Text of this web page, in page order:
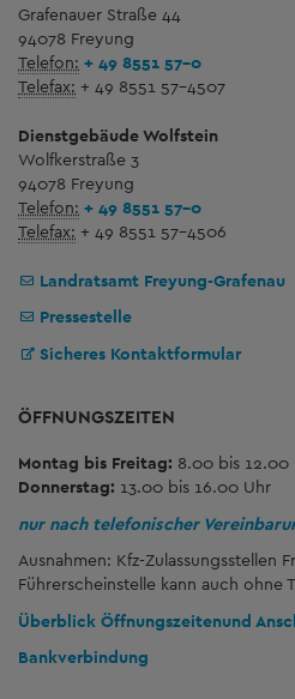
Grafenauer Straße 44
94078 Freyung
Telefon: + 49 8551 57-0
Telefax: + 49 8551 57-4507
Dienstgebäude Wolfstein
Wolfkerstraße 3
94078 Freyung
Telefon: + 49 8551 57-0
Telefax: + 49 8551 57-4506
Landratsamt Freyung-Grafenau
Pressestelle
Sicheres Kontaktformular
ÖFFNUNGSZEITEN
Montag bis Freitag: 8.00 bis 12.00
Donnerstag: 13.00 bis 16.00 Uhr
nur nach telefonischer
Ausnahmen: Kfz-Zulassungsstellen
Führerscheinstelle kann auch ohne
Überblick Öffnungszeitenund
Bankverbindung